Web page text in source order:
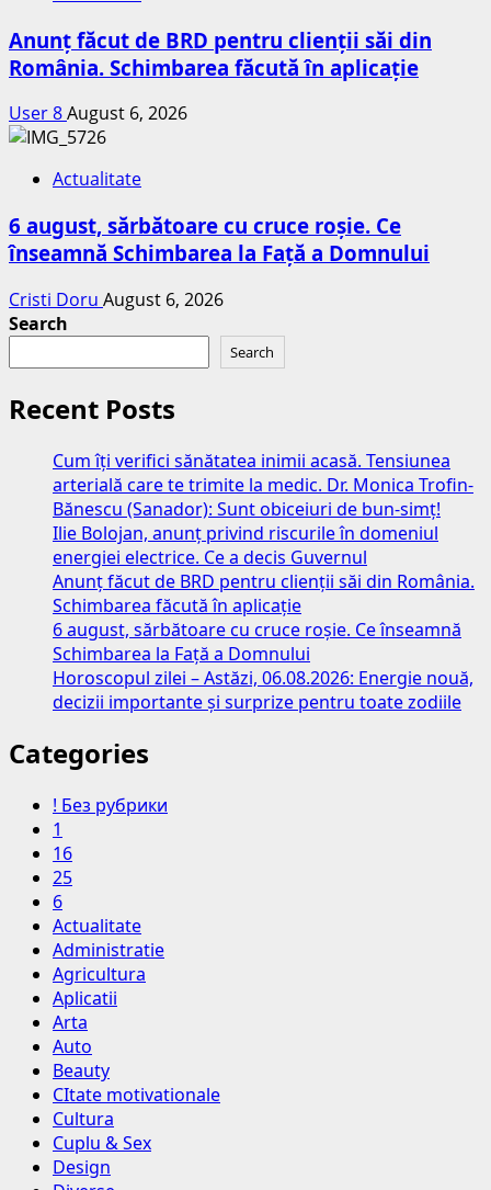
Anunț făcut de BRD pentru clienții săi din
România. Schimbarea făcută în aplicație
User 8August 6, 2026
Actualitate
6 august, sărbătoare cu cruce roșie. Ce
înseamnă Schimbarea la Față a Domnului
Cristi Doru August 6, 2026
Search
Search
Recent Posts
Cum îți verifici sănătatea inimii acasă. Tensiunea
arterială care te trimite la medic. Dr. Monica Trofin-
Bănescu (Sanador): Sunt obiceiuri de bun-simț!
Ilie Bolojan, anunț privind riscurile în domeniul
energiei electrice. Ce a decis Guvernul
Anunț făcut de BRD pentru clienții săi din România.
Schimbarea făcută în aplicație
6 august, sărbătoare cu cruce roșie. Ce înseamnă
Schimbarea la Față a Domnului
Horoscopul zilei – Astăzi, 06.08.2026: Energie nouă,
decizii importante și surprize pentru toate zodiile
Categories
! Без рубрики
1
16
25
6
Actualitate
Administratie
Agricultura
Aplicatii
Arta
Auto
Beauty
CItate motivationale
Cultura
Cuplu & Sex
Design